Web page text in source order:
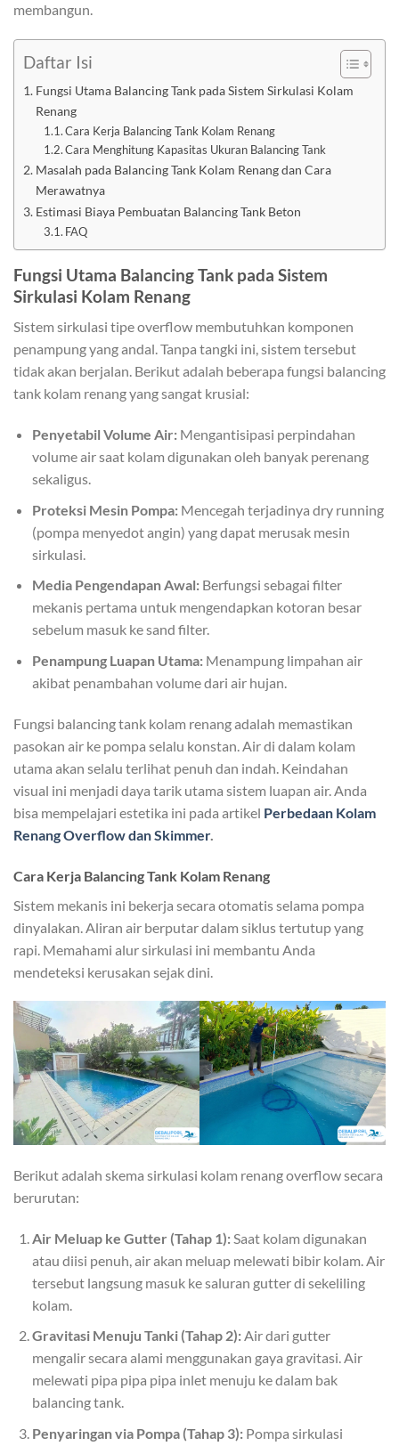
membangun.
Daftar Isi
Fungsi Utama Balancing Tank pada Sistem Sirkulasi Kolam
Renang
Cara Kerja Balancing Tank Kolam Renang
Cara Menghitung Kapasitas Ukuran Balancing Tank
Masalah pada Balancing Tank Kolam Renang dan Cara
Merawatnya
Estimasi Biaya Pembuatan Balancing Tank Beton
FAQ
Fungsi Utama Balancing Tank pada Sistem
Sirkulasi Kolam Renang
Sistem sirkulasi tipe overflow membutuhkan komponen
penampung yang andal. Tanpa tangki ini, sistem tersebut
tidak akan berjalan. Berikut adalah beberapa fungsi balancing
tank kolam renang yang sangat krusial:
Penyetabil Volume Air:Mengantisipasi perpindahan
volume air saat kolam digunakan oleh banyak perenang
sekaligus.
Proteksi Mesin Pompa:Mencegah terjadinya dry running
(pompa menyedot angin) yang dapat merusak mesin
sirkulasi.
Media Pengendapan Awal:Berfungsi sebagai filter
mekanis pertama untuk mengendapkan kotoran besar
sebelum masuk ke sand filter.
Penampung Luapan Utama:Menampung limpahan air
akibat penambahan volume dari air hujan.
Fungsi balancing tank kolam renang adalah memastikan
pasokan air ke pompa selalu konstan. Air di dalam kolam
utama akan selalu terlihat penuh dan indah. Keindahan
visual ini menjadi daya tarik utama sistem luapan air. Anda
bisa mempelajari estetika ini pada artikel Perbedaan Kolam
Renang Overflow dan Skimmer.
Cara Kerja Balancing Tank Kolam Renang
Sistem mekanis ini bekerja secara otomatis selama pompa
dinyalakan. Aliran air berputar dalam siklus tertutup yang
rapi. Memahami alur sirkulasi ini membantu Anda
mendeteksi kerusakan sejak dini.
Berikut adalah skema sirkulasi kolam renang overflow secara
berurutan:
Air Meluap ke Gutter (Tahap 1):Saat kolam digunakan
atau diisi penuh, air akan meluap melewati bibir kolam. Air
tersebut langsung masuk ke saluran gutter di sekeliling
kolam.
Gravitasi Menuju Tanki (Tahap 2):Air dari gutter
mengalir secara alami menggunakan gaya gravitasi. Air
melewati pipa pipa pipa inlet menuju ke dalam bak
balancing tank.
Penyaringan via Pompa (Tahap 3):Pompa sirkulasi